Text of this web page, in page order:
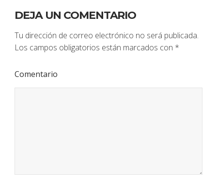
DEJA UN COMENTARIO
Tu dirección de correo electrónico no será publicada.
Los campos obligatorios están marcados con *
Comentario